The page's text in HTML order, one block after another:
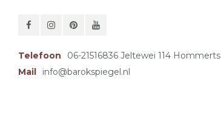
Telefoon
06-21516836 Jeltewei 114 Hommerts
Mail
info@barokspiegel.nl